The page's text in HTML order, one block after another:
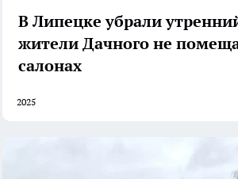
В Липецке убрали
жители Дачного не
салонах
2025